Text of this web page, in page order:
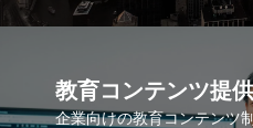
教育コンテンツ提
企業向けの教育コンテンツ